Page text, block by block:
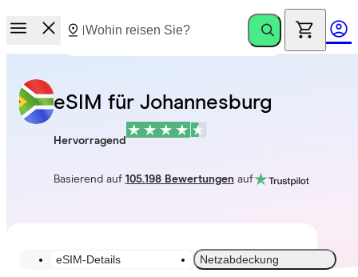
eSIM für Johannesburg
Hervorragend
Basierend auf 105.198 Bewertungen auf
eSIM-Details Netzabdeckung